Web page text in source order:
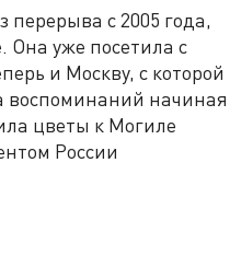
с 2005 года,
Она уже посетила с
и Москву, с которой
воспоминаний начиная
цветы к Могиле
России